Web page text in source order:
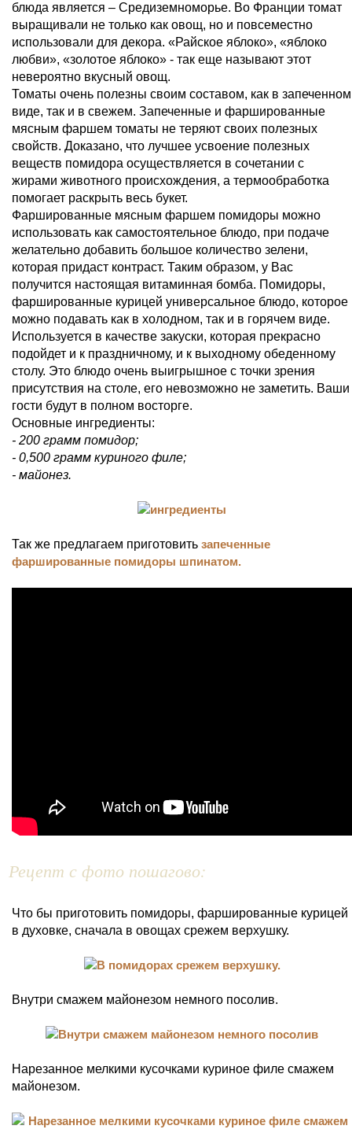
блюда является – Средиземноморье. Во Франции томат
выращивали не только как овощ, но и повсеместно
использовали для декора. «Райское яблоко», «яблоко
любви», «золотое яблоко» - так еще называют этот
невероятно вкусный овощ.
Томаты очень полезны своим составом, как в запеченном
виде, так и в свежем. Запеченные и фаршированные
мясным фаршем томаты не теряют своих полезных
свойств. Доказано, что лучшее усвоение полезных
веществ помидора осуществляется в сочетании с
жирами животного происхождения, а термообработка
помогает раскрыть весь букет.
Фаршированные мясным фаршем помидоры можно
использовать как самостоятельное блюдо, при подаче
желательно добавить большое количество зелени,
которая придаст контраст. Таким образом, у Вас
получится настоящая витаминная бомба. Помидоры,
фаршированные курицей универсальное блюдо, которое
можно подавать как в холодном, так и в горячем виде.
Используется в качестве закуски, которая прекрасно
подойдет и к праздничному, и к выходному обеденному
столу. Это блюдо очень выигрышное с точки зрения
присутствия на столе, его невозможно не заметить. Ваши
гости будут в полном восторге.
Основные ингредиенты:
- 200 грамм помидор;
- 0,500 грамм куриного филе;
- майонез.
Так же предлагаем приготовить запеченные
фаршированные помидоры шпинатом.
Рецепт с фото пошагово:
Что бы приготовить помидоры, фаршированные курицей
в духовке, сначала в овощах срежем верхушку.
Внутри смажем майонезом немного посолив.
Нарезанное мелкими кусочками куриное филе смажем
майонезом.